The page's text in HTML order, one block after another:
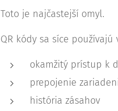
Toto je najčastejší omyl.
QR kódy sa síce
okamžitý prístup k
prepojenie
história zásahov